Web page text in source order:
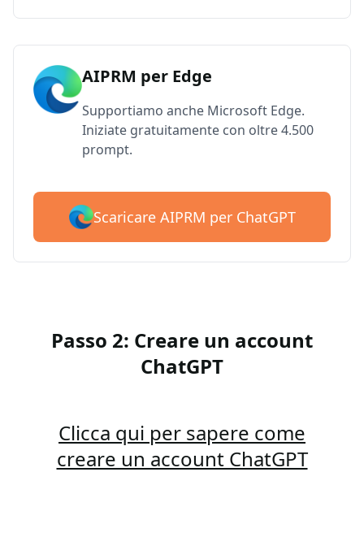
AIPRM per Edge
Supportiamo anche Microsoft Edge.
Iniziate gratuitamente con oltre 4.500
prompt.
Scaricare AIPRM per ChatGPT
Passo 2: Creare un account
ChatGPT
Clicca qui per sapere come
creare un account ChatGPT